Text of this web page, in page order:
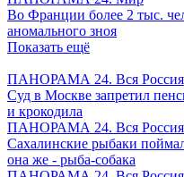
Во Франции более 2 тыс.
аномального зноя
Показать ещё
ПАНОРАМА 24. Вся Россия
Суд в Москве запретил
и крокодила
ПАНОРАМА 24. Вся Россия
Сахалинские рыбаки
она же - рыба-собака